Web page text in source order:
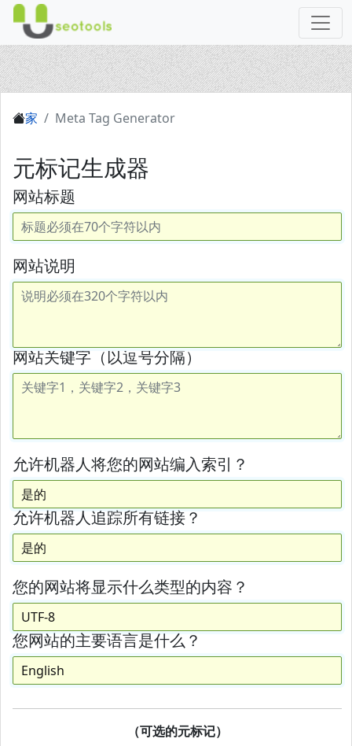
家 Meta Tag Generator
元标记生成器
网站标题
网站说明
网站关键字（以逗号分隔）
允许机器人将您的网站编入索引？
允许机器人追踪所有链接？
您的网站将显示什么类型的内容？
您网站的主要语言是什么？
（可选的元标记）